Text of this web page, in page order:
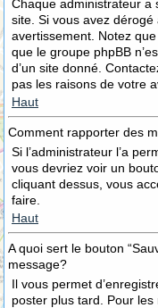
Chaque administrateur a
site. Si vous avez
avertissement. Notez que
que le groupe phpBB
d’un site donné.
pas les raisons de votre
Haut
Comment rapporter des
Si l’administrateur l’a
vous devriez voir un
cliquant dessus, vous
faire.
Haut
A quoi sert le bouton
message?
Il vous permet
poster plus tard. Pour